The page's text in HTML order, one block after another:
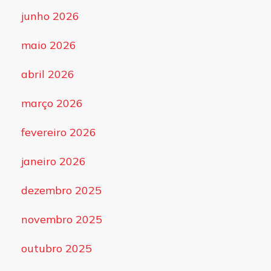
junho 2026
maio 2026
abril 2026
março 2026
fevereiro 2026
janeiro 2026
dezembro 2025
novembro 2025
outubro 2025